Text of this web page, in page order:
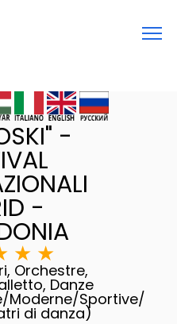
-
-
★ ★
Orchestre,
Danze
Moderne/Sportive/
di danza)